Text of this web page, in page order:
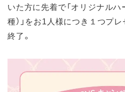
いた方に先着で「オリジナルハ
種）」をお1人様につき１つプ
終了。